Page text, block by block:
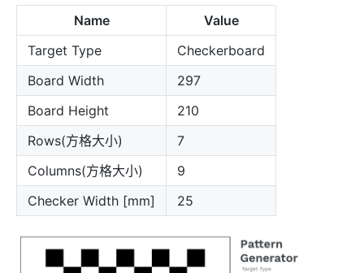
Name
Value
Target Type
Checkerboard
Board Width
297
Board Height
210
Rows(方格大小)
7
Columns(方格大小)
9
Checker Width [mm]
25